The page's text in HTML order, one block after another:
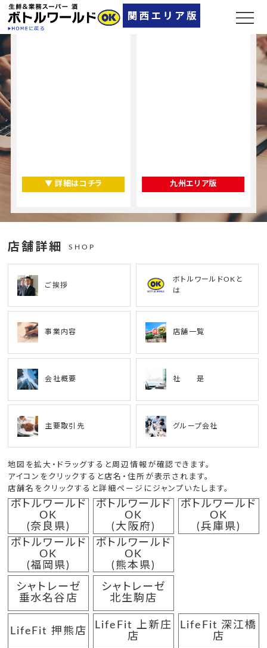
▼ 詳細はコチラ 九州エリア版
店舗詳細 SHOP
ご挨拶
ボトルワールドOKと
は
事業内容 店舗一覧
会社概要 社 是
主要取引先 グループ会社
地図を拡大・ドラッグすると周辺情報が確認できます。
アイコンをクリックすると店名・住所が表示されます。
店舗名をクリックすると詳細ページにジャンプいたします。
ボトルワールド
OK
(奈良県)
ボトルワールド
OK
(大阪府)
ボトルワールド
OK
(兵庫県)
ボトルワールド
OK
(福岡県)
ボトルワールド
OK
(熊本県)
シャトレーゼ
垂水名谷店
シャトレーゼ
北生駒店
LifeFit 押熊店
LifeFit 上新庄
店
LifeFit 深江橋
店